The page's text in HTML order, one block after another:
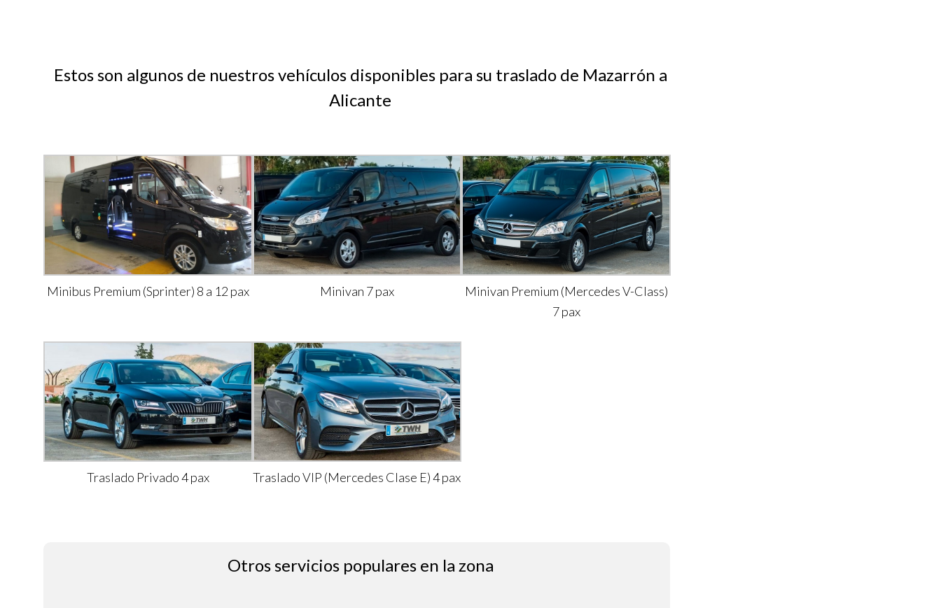
Estos son algunos de nuestros vehículos disponibles para su traslado de Mazarrón a
Alicante
Minibus Premium (Sprinter) 8 a 12 pax Minivan 7 pax
Minivan Premium (Mercedes V-Class)
7 pax
Traslado Privado 4 pax Traslado VIP (Mercedes Clase E) 4 pax
Otros servicios populares en la zona